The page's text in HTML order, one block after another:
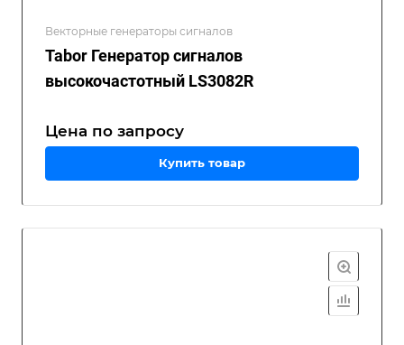
Векторные генераторы сигналов
Tabor Генератор сигналов
высокочастотный LS3082R
Цена по запросу
Купить товар